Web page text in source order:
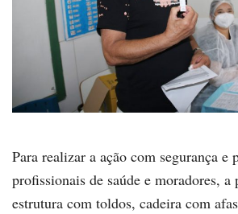
Para realizar a ação com segurança e
profissionais de saúde e moradores,
estrutura com toldos, cadeira com